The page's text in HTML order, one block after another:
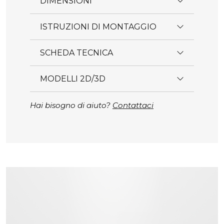
ISTRUZIONI DI MONTAGGIO
SCHEDA TECNICA
MODELLI 2D/3D
Hai bisogno di aiuto? Contattaci